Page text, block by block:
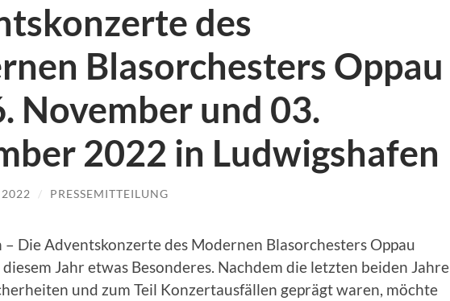
des
Blasorchesters Oppau
November und 03.
2022 in Ludwigshafen
/ PRESSEMITTEILUNG
– Die Adventskonzerte des Modernen Blasorchesters Oppau
Jahr etwas Besonderes. Nachdem die letzten beiden Jahre
und zum Teil Konzertausfällen geprägt waren, möchte